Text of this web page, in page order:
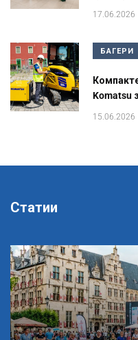
17.06.2026
БАГЕРИ
Komatsu
15.06.2026
Статии